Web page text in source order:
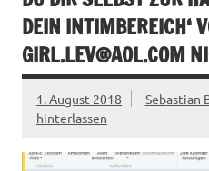
DEIN INTIMBEREICH‘
GIRL.LEV@AOL.COM
1. August 2018 Sebastian
hinterlassen